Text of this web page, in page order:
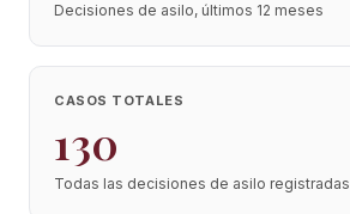
Decisiones de asilo, últimos 12 meses
CASOS TOTALES
130
Todas las decisiones de asilo registradas